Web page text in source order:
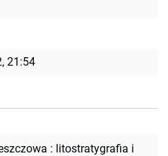
21:54
: litostratygrafia i